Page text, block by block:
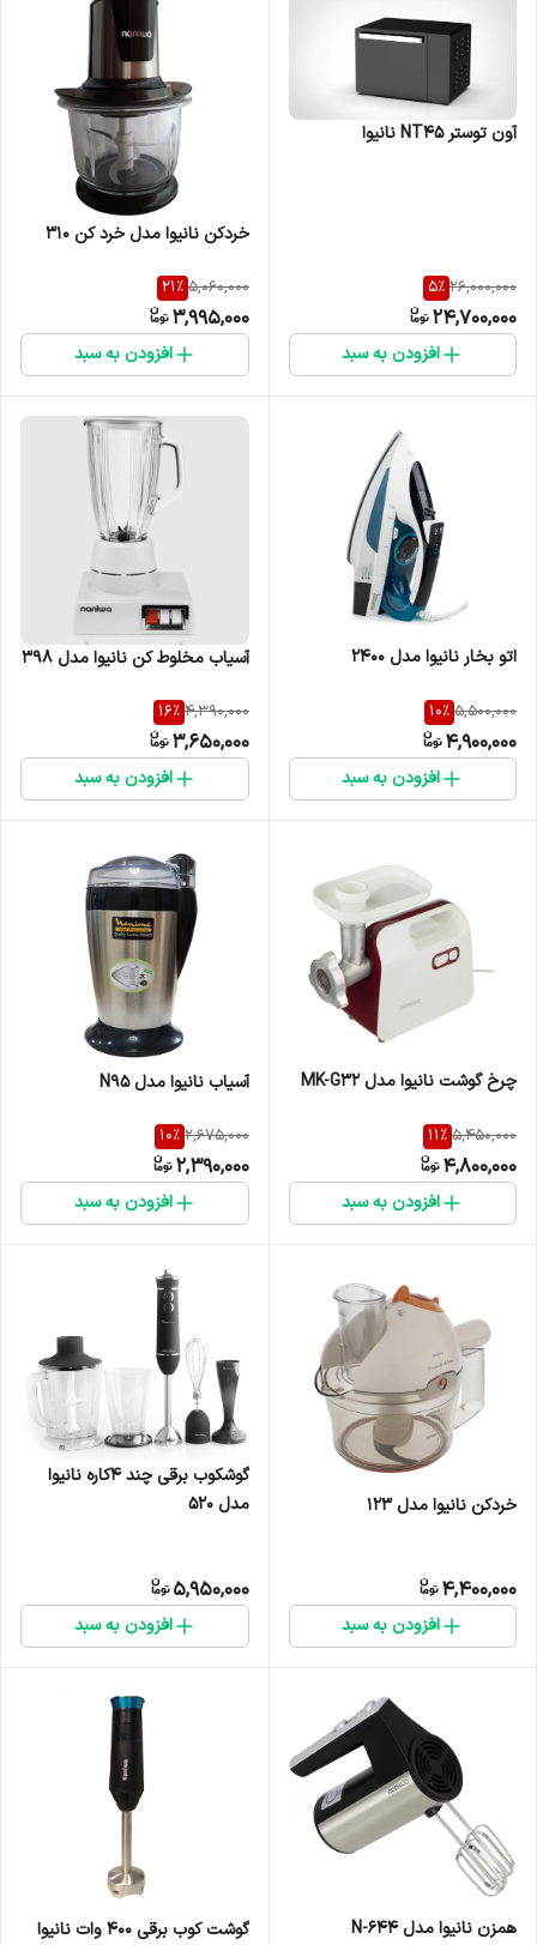
آون توستر NT45 نانیوا
26,000,000
5%
24,700,000
افزودن به سبد
خردکن نانیوا مدل خرد کن 310
5,060,000
21%
3,995,000
افزودن به سبد
اتو بخار نانیوا مدل 2400
5,500,000
10%
4,900,000
افزودن به سبد
آسیاب مخلوط کن نانیوا مدل 398
4,390,000
16%
3,650,000
افزودن به سبد
چرخ گوشت نانیوا مدل MK-G32
5,450,000
11%
4,800,000
افزودن به سبد
آسیاب نانیوا مدل N95
2,675,000
10%
2,390,000
افزودن به سبد
خردکن نانیوا مدل 123
4,400,000
افزودن به سبد
گوشکوب برقی چند 4کاره نانیوا
مدل 520
5,950,000
افزودن به سبد
همزن نانیوا مدل N-644
گوشت کوب برقی 400 وات نانیوا